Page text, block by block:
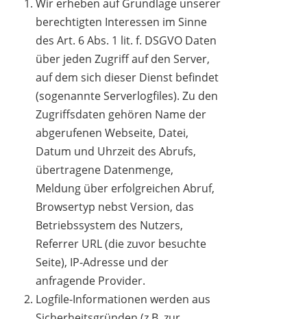
Wir erheben auf Grundlage unserer
berechtigten Interessen im Sinne
des Art. 6 Abs. 1 lit. f. DSGVO Daten
über jeden Zugriff auf den Server,
auf dem sich dieser Dienst befindet
(sogenannte Serverlogfiles). Zu den
Zugriffsdaten gehören Name der
abgerufenen Webseite, Datei,
Datum und Uhrzeit des Abrufs,
übertragene Datenmenge,
Meldung über erfolgreichen Abruf,
Browsertyp nebst Version, das
Betriebssystem des Nutzers,
Referrer URL (die zuvor besuchte
Seite), IP-Adresse und der
anfragende Provider.
Logfile-Informationen werden aus